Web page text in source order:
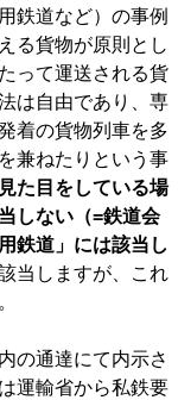
鉄道など）の事例
る貨物が原則とし
って運送される貨
は自由であり、専
着の貨物列車を多
兼ねたりという事
た目をしている場
しない（=鉄道会
鉄道」には該当し
当しますが、これ
の通達にて内示さ
運輸省から私鉄要